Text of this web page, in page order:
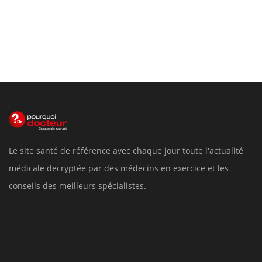
Le site santé de référence avec chaque jour toute l'actualité
médicale decryptée par des médecins en exercice et les
conseils des meilleurs spécialistes.